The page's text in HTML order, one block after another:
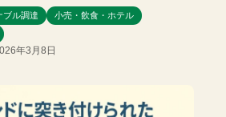
ブル調達
小売・飲食・ホテル
年3月8日